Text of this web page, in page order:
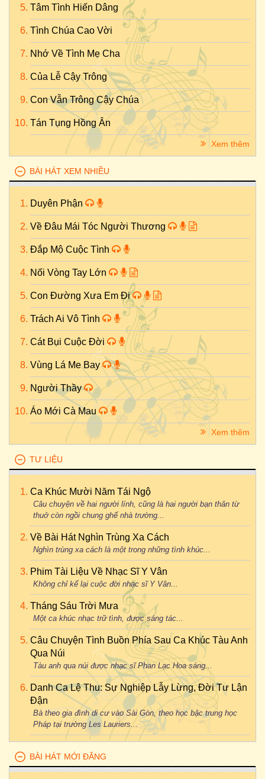
Tâm Tình Hiến Dâng
Tình Chúa Cao Vời
Nhớ Về Tình Mẹ Cha
Của Lễ Cậy Trông
Con Vẫn Trông Cậy Chúa
Tán Tụng Hồng Ân
Xem thêm
BÀI HÁT XEM NHIỀU
Duyên Phận
Về Đâu Mái Tóc Người Thương
Đắp Mộ Cuộc Tình
Nối Vòng Tay Lớn
Con Đường Xưa Em Đi
Trách Ai Vô Tình
Cát Bụi Cuộc Đời
Vùng Lá Me Bay
Người Thầy
Áo Mới Cà Mau
Xem thêm
TƯ LIỆU
Ca Khúc Mười Năm Tái Ngộ
Câu chuyện về hai người lính, cũng là hai người bạn thân từ
thuở còn ngồi chung ghế nhà trường...
Về Bài Hát Nghìn Trùng Xa Cách
Nghìn trùng xa cách là một trong những tình khúc...
Phim Tài Liệu Về Nhạc Sĩ Y Vân
Không chỉ kể lại cuộc đời nhạc sĩ Y Vân...
Tháng Sáu Trời Mưa
Một ca khúc nhạc trữ tình, được sáng tác...
Câu Chuyện Tình Buồn Phía Sau Ca Khúc Tàu Anh
Qua Núi
Tàu anh qua núi được nhạc sĩ Phan Lạc Hoa sáng...
Danh Ca Lệ Thu: Sự Nghiệp Lẫy Lừng, Đời Tư Lận
Đận
Bà theo gia đình di cư vào Sài Gòn, theo học bậc trung học
Pháp tại trường Les Lauriers...
BÀI HÁT MỚI ĐĂNG